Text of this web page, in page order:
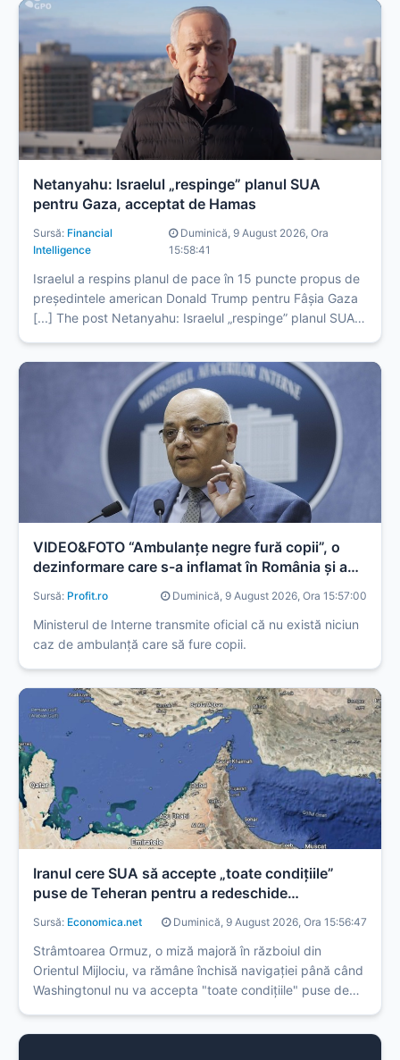
...
Netanyahu: Israelul „respinge” planul SUA
pentru Gaza, acceptat de Hamas
Sursă: Financial
Intelligence
Duminică, 9 August 2026, Ora
15:58:41
Israelul a respins planul de pace în 15 puncte propus de
președintele american Donald Trump pentru Fâșia Gaza
[...] The post Netanyahu: Israelul „respinge” planul SUA
VIDEO&FOTO “Ambulanțe negre fură copii”, o
dezinformare care s-a inflamat în România și a
făcut ca oamenii să atace o autospecială. Șoferul
a fost grav rănit. Mesajul lui Arafat
Sursă: Profit.ro Duminică, 9 August 2026, Ora 15:57:00
Ministerul de Interne transmite oficial că nu există niciun
caz de ambulanță care să fure copii.
Iranul cere SUA să accepte „toate condiţiile”
puse de Teheran pentru a redeschide
Strâmtoarea Ormuz
Sursă: Economica.net Duminică, 9 August 2026, Ora 15:56:47
Strâmtoarea Ormuz, o miză majoră în războiul din
Orientul Mijlociu, va rămâne închisă navigației până când
Washingtonul nu va accepta "toate condițiile" puse de